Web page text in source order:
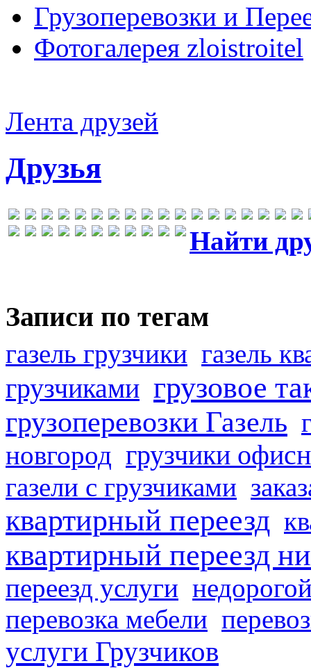
Грузоперевозки и
Фотогалерея zloistroitel
Лента друзей
Друзья
Найти
Записи по тегам
газель грузчики газель
грузчиками грузовое
грузоперевозки Газель
новгород грузчики
газели с грузчиками
квартирный переезд
квартирный переезд
переезд услуги
перевозка мебели
услуги Грузчиков